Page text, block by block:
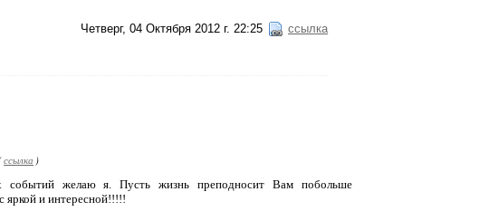
Четверг, 04 Октября 2012 г. 22:25 ссылка
ссылка )
событий желаю я. Пусть жизнь преподносит Вам побольше
яркой и интересной!!!!!